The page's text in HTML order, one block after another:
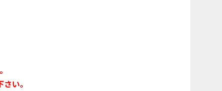
い。